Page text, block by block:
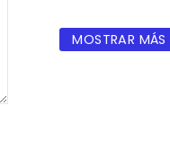
MOSTRAR MÁS